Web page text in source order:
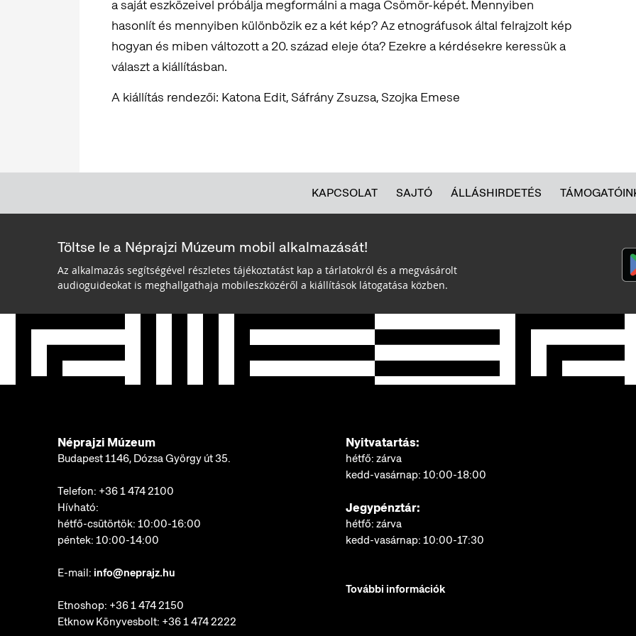
a saját eszközeivel próbálja megformálni a maga Csömör-képét. Mennyiben
hasonlít és mennyiben különbözik ez a két kép? Az etnográfusok által felrajzolt kép
hogyan és miben változott a 20. század eleje óta? Ezekre a kérdésekre keressük a
választ a kiállításban.
A kiállítás rendezői: Katona Edit, Sáfrány Zsuzsa, Szojka Emese
KAPCSOLAT SAJTÓ ÁLLÁSHIRDETÉS
Töltse le a Néprajzi Múzeum mobil alkalmazását!
Az alkalmazás segítségével részletes tájékoztatást kap a tárlatokról és a megvásárolt
audioguideokat is meghallgathaja mobileszközéről a kiállítások látogatása közben.
Néprajzi Múzeum
Budapest 1146, Dózsa György út 35.
Telefon: +36 1 474 2100
Hívható:
hétfő-csütörtök: 10:00-16:00
péntek: 10:00-14:00
E-mail: info@neprajz.hu
Etnoshop: +36 1 474 2150
Etknow Könyvesbolt: +36 1 474 2222
Nyitvatartás:
hétfő: zárva
kedd-vasárnap: 10:00-18:00
Jegypénztár:
hétfő: zárva
kedd-vasárnap: 10:00-17:30
További információk